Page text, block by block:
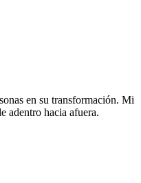
en su transformación. Mi
adentro hacia afuera.